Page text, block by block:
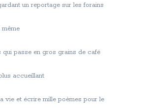
un reportage sur les forains
qui passe en gros grains de café
accueillant
vie et écrire mille poèmes pour le